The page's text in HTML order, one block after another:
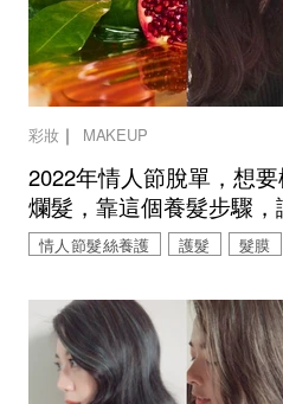
彩妝｜ MAKEUP
2022年情人節脫單，想
爛髮，靠這個養髮步驟，
情人節髮絲養護 護髮 髮膜